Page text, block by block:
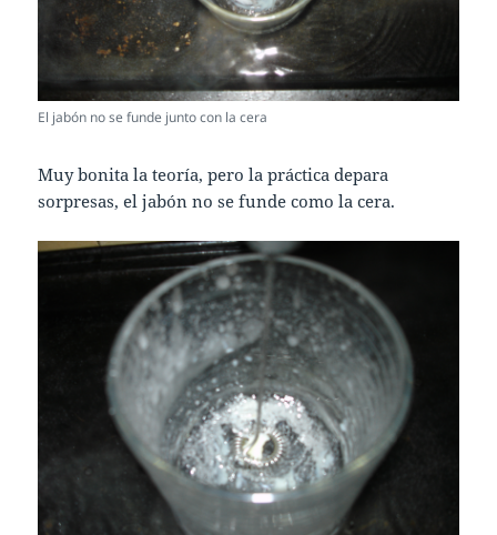
El jabón no se funde junto con la cera
Muy bonita la teoría, pero la práctica depara
sorpresas, el jabón no se funde como la cera.